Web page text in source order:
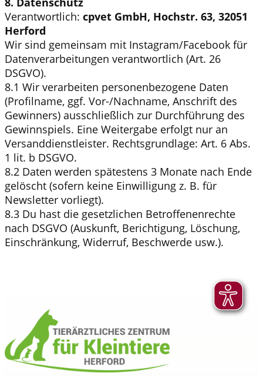
Verantwortlich: cpvet GmbH, Hochstr. 63, 32051
Herford
Wir sind gemeinsam mit Instagram/Facebook für
Datenverarbeitungen verantwortlich (Art. 26
DSGVO).
8.1 Wir verarbeiten personenbezogene Daten
(Profilname, ggf. Vor-/Nachname, Anschrift des
Gewinners) ausschließlich zur Durchführung des
Gewinnspiels. Eine Weitergabe erfolgt nur an
Versanddienstleister. Rechtsgrundlage: Art. 6 Abs.
1 lit. b DSGVO.
8.2 Daten werden spätestens 3 Monate nach Ende
gelöscht (sofern keine Einwilligung z. B. für
Newsletter vorliegt).
8.3 Du hast die gesetzlichen Betroffenenrechte
nach DSGVO (Auskunft, Berichtigung, Löschung,
Einschränkung, Widerruf, Beschwerde usw.).